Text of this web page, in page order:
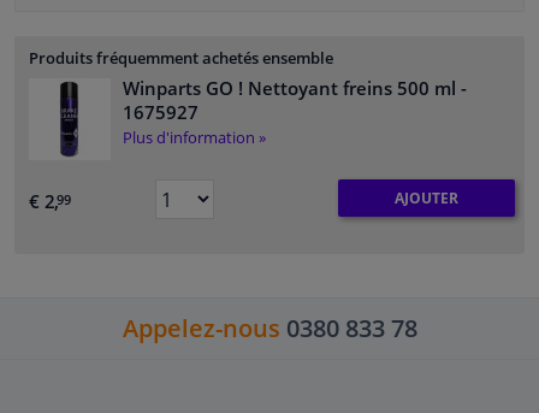
Produits fréquemment achetés ensemble
Winparts GO ! Nettoyant freins 500 ml -
1675927
Plus d'information »
€ 2,99 AJOUTER
Appelez-nous 0380 833 78